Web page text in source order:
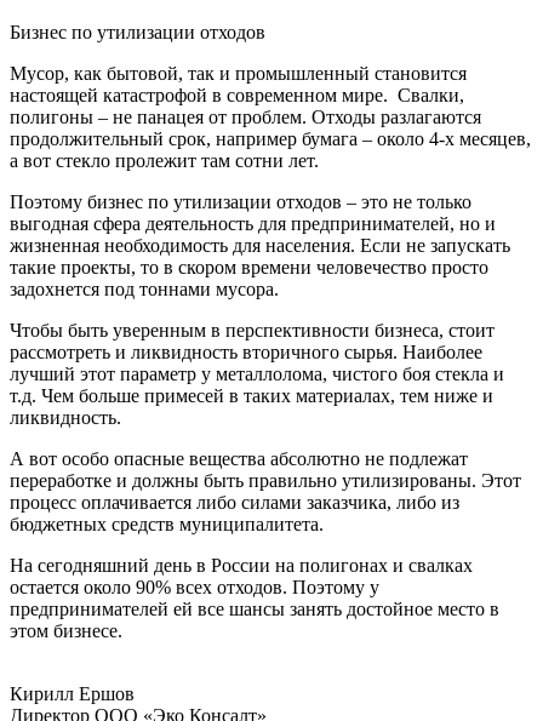
Бизнес по утилизации отходов
Мусор, как бытовой, так и промышленный становится
настоящей катастрофой в современном мире. Свалки,
полигоны – не панацея от проблем. Отходы разлагаются
продолжительный срок, например бумага – около 4-х месяцев,
а вот стекло пролежит там сотни лет.
Поэтому бизнес по утилизации отходов – это не только
выгодная сфера деятельность для предпринимателей, но и
жизненная необходимость для населения. Если не запускать
такие проекты, то в скором времени человечество просто
задохнется под тоннами мусора.
Чтобы быть уверенным в перспективности бизнеса, стоит
рассмотреть и ликвидность вторичного сырья. Наиболее
лучший этот параметр у металлолома, чистого боя стекла и
т.д. Чем больше примесей в таких материалах, тем ниже и
ликвидность.
А вот особо опасные вещества абсолютно не подлежат
переработке и должны быть правильно утилизированы. Этот
процесс оплачивается либо силами заказчика, либо из
бюджетных средств муниципалитета.
На сегодняшний день в России на полигонах и свалках
остается около 90% всех отходов. Поэтому у
предпринимателей ей все шансы занять достойное место в
этом бизнесе.
Кирилл Ершов
Директор ООО «Эко Консалт»